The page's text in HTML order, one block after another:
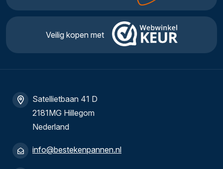
Veilig kopen met
Satellietbaan 41 D
2181MG Hillegom
Nederland
info@bestekenpannen.nl